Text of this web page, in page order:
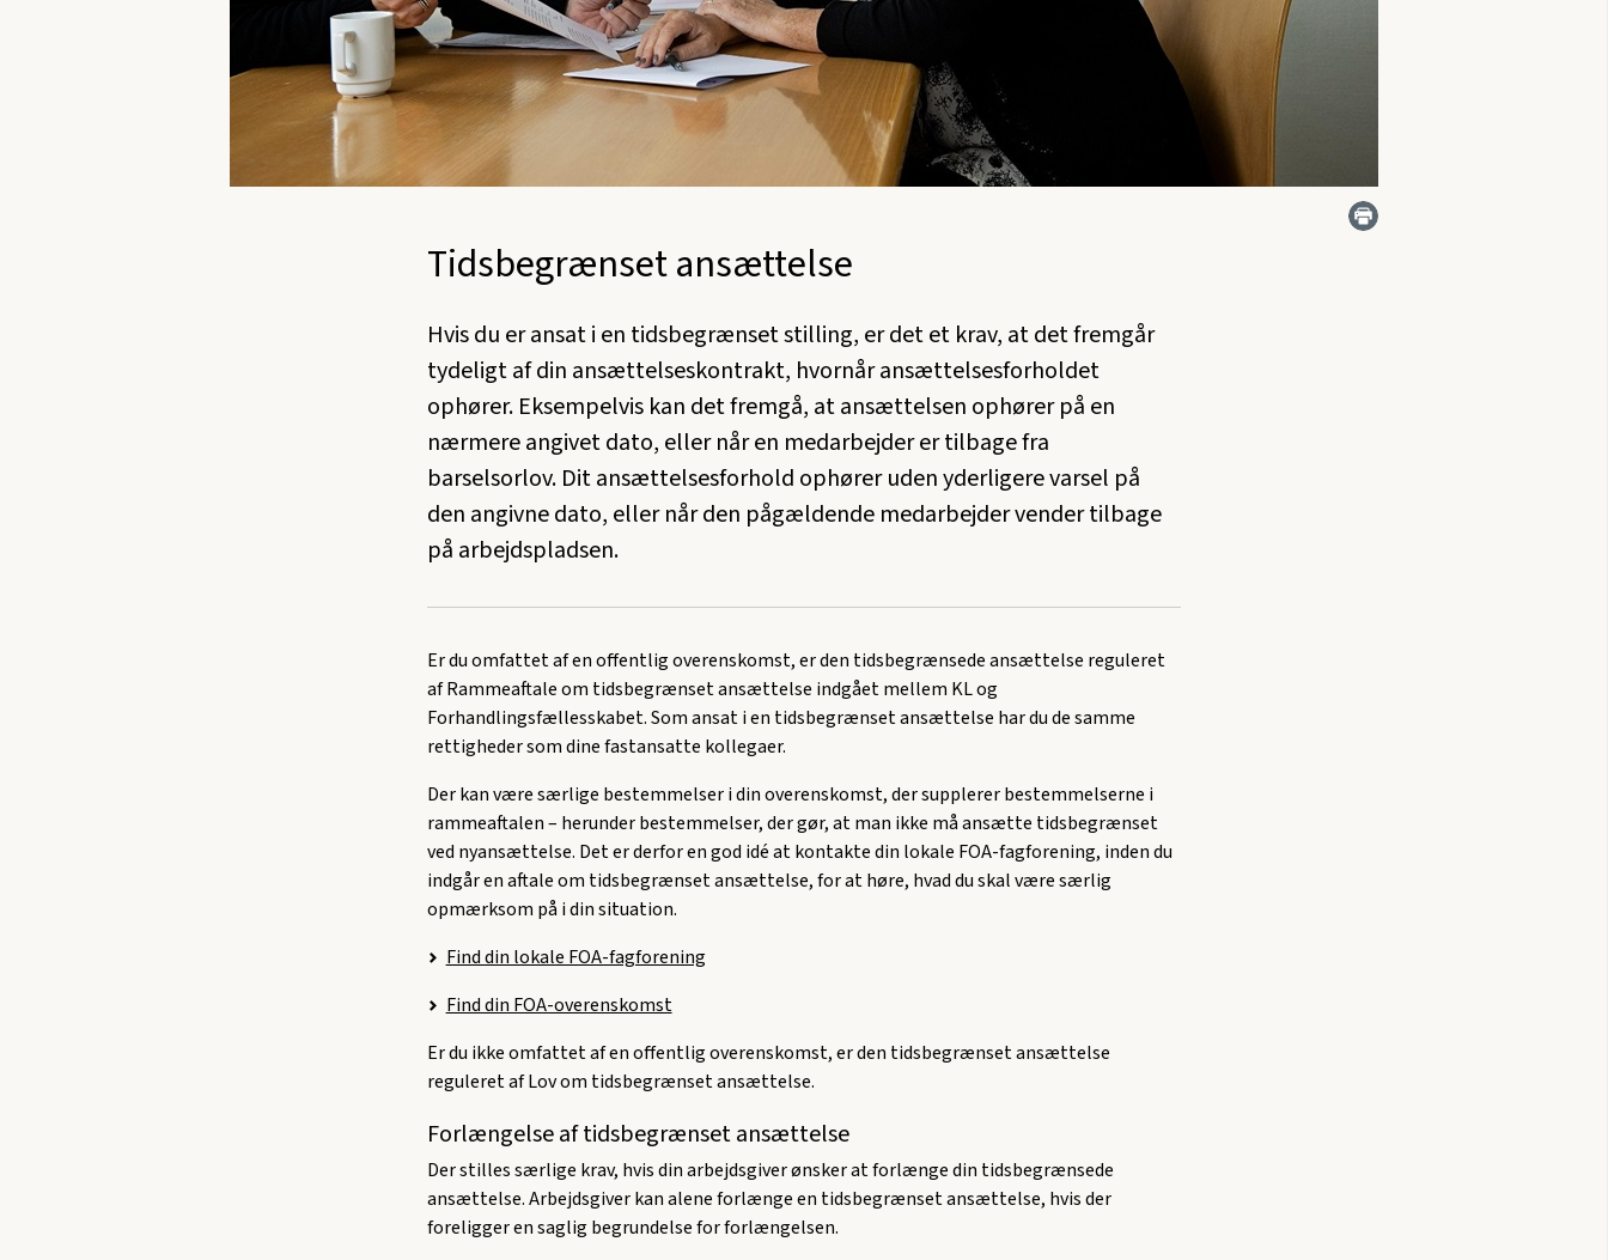
Tidsbegrænset ansættelse
Hvis du er ansat i en tidsbegrænset stilling, er det et krav, at det fremgår
tydeligt af din ansættelseskontrakt, hvornår ansættelsesforholdet
ophører. Eksempelvis kan det fremgå, at ansættelsen ophører på en
nærmere angivet dato, eller når en medarbejder er tilbage fra
barselsorlov. Dit ansættelsesforhold ophører uden yderligere varsel på
den angivne dato, eller når den pågældende medarbejder vender tilbage
på arbejdspladsen.
Er du omfattet af en offentlig overenskomst, er den tidsbegrænsede ansættelse reguleret
af Rammeaftale om tidsbegrænset ansættelse indgået mellem KL og
Forhandlingsfællesskabet. Som ansat i en tidsbegrænset ansættelse har du de samme
rettigheder som dine fastansatte kollegaer.
Der kan være særlige bestemmelser i din overenskomst, der supplerer bestemmelserne i
rammeaftalen – herunder bestemmelser, der gør, at man ikke må ansætte tidsbegrænset
ved nyansættelse. Det er derfor en god idé at kontakte din lokale FOA-fagforening, inden du
indgår en aftale om tidsbegrænset ansættelse, for at høre, hvad du skal være særlig
opmærksom på i din situation.
Find din lokale FOA-fagforening
Find din FOA-overenskomst
Er du ikke omfattet af en offentlig overenskomst, er den tidsbegrænset ansættelse
reguleret af Lov om tidsbegrænset ansættelse.
Forlængelse af tidsbegrænset ansættelse
Der stilles særlige krav, hvis din arbejdsgiver ønsker at forlænge din tidsbegrænsede
ansættelse. Arbejdsgiver kan alene forlænge en tidsbegrænset ansættelse, hvis der
foreligger en saglig begrundelse for forlængelsen.